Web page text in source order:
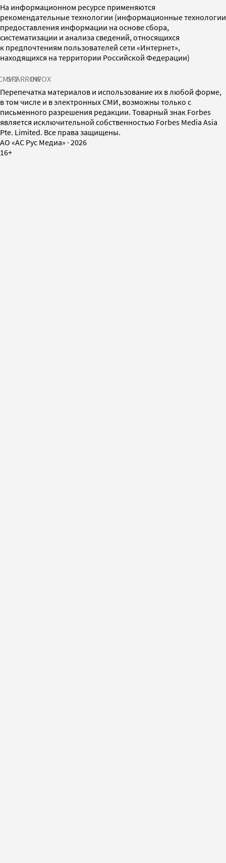
На информационном ресурсе применяются
рекомендательные технологии (информационные технологии
предоставления информации на основе сбора,
систематизации и анализа сведений, относящихся
к предпочтениям пользователей сети «Интернет»,
находящихся на территории Российской Федерации)
SPARROWINFOX
Перепечатка материалов и использование их в любой форме,
в том числе и в электронных СМИ, возможны только с
письменного разрешения редакции. Товарный знак Forbes
является исключительной собственностью Forbes Media Asia
Pte. Limited. Все права защищены.
AO «АС Рус Медиа» · 2026
16+